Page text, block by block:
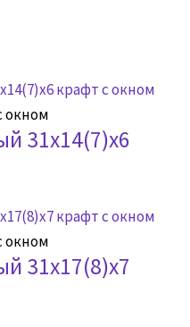
окном
31х14(7)х6
окном
31х17(8)х7